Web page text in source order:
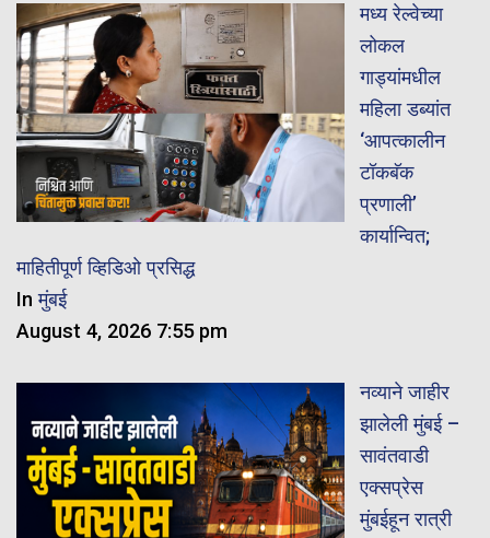
मध्य रेल्वेच्या
लोकल
गाड्यांमधील
महिला डब्यांत
‘आपत्कालीन
टॉकबॅक
प्रणाली’
कार्यान्वित;
माहितीपूर्ण व्हिडिओ प्रसिद्ध
Inमुंबई
August 4, 2026 7:55 pm
नव्याने जाहीर
झालेली मुंबई –
सावंतवाडी
एक्सप्रेस
मुंबईहून रात्री